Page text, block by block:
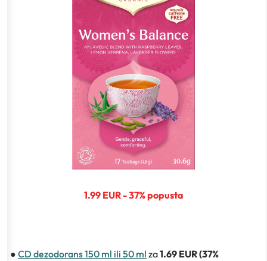
1.99 EUR - 37% popusta
● CD dezodorans 150 ml ili 50 ml za1.69 EUR (37%